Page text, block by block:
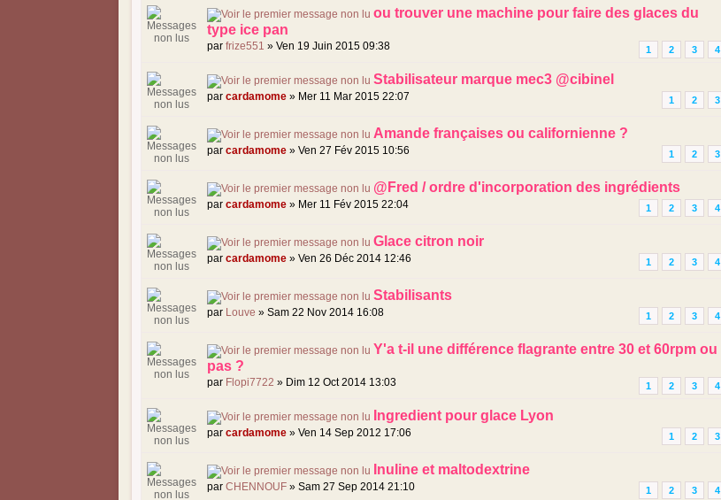
ou trouver une machine pour faire des glaces du
type ice pan
1 2 3 4
parfrize551 » Ven 19 Juin 2015 09:38
Stabilisateur marque mec3 @cibinel
1 2 3
parcardamome » Mer 11 Mar 2015 22:07
Amande françaises ou californienne ?
1 2 3
parcardamome » Ven 27 Fév 2015 10:56
@Fred / ordre d'incorporation des ingrédients
1 2 3 4
parcardamome » Mer 11 Fév 2015 22:04
Glace citron noir
1 2 3 4
parcardamome » Ven 26 Déc 2014 12:46
Stabilisants
1 2 3 4
par Louve » Sam 22 Nov 2014 16:08
Y'a t-il une différence flagrante entre 30 et 60rpm ou
pas ?
1 2 3 4
par Flopi7722 » Dim 12 Oct 2014 13:03
Ingredient pour glace Lyon
1 2 3
parcardamome » Ven 14 Sep 2012 17:06
Inuline et maltodextrine
1 2 3 4
parCHENNOUF » Sam 27 Sep 2014 21:10